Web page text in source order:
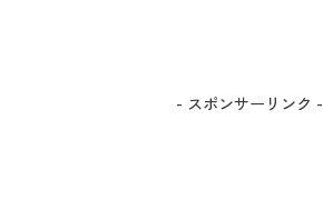
- スポンサーリンク -